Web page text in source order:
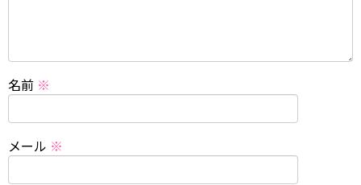
名前 ※
メール ※